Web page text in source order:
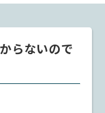
らないので